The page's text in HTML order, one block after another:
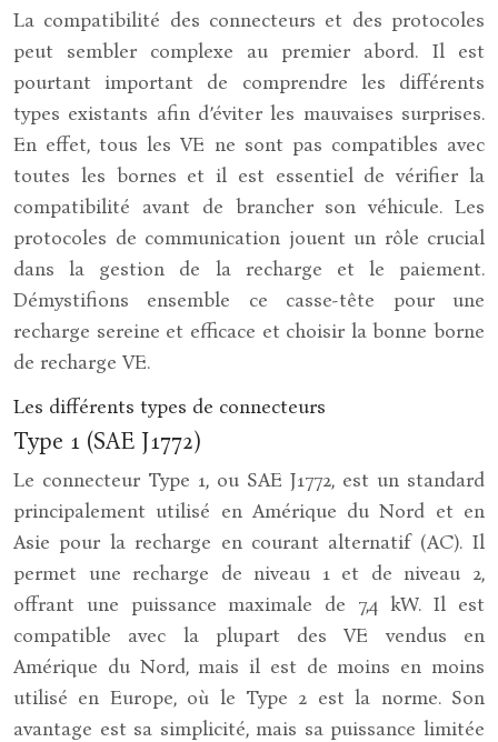
La compatibilité des connecteurs et des protocoles
peut sembler complexe au premier abord. Il est
pourtant important de comprendre les différents
types existants afin d’éviter les mauvaises surprises.
En effet, tous les VE ne sont pas compatibles avec
toutes les bornes et il est essentiel de vérifier la
compatibilité avant de brancher son véhicule. Les
protocoles de communication jouent un rôle crucial
dans la gestion de la recharge et le paiement.
Démystifions ensemble ce casse-tête pour une
recharge sereine et efficace et choisir la bonne borne
de recharge VE.
Les différents types de connecteurs
Type 1 (SAE J1772)
Le connecteur Type 1, ou SAE J1772, est un standard
principalement utilisé en Amérique du Nord et en
Asie pour la recharge en courant alternatif (AC). Il
permet une recharge de niveau 1 et de niveau 2,
offrant une puissance maximale de 7,4 kW. Il est
compatible avec la plupart des VE vendus en
Amérique du Nord, mais il est de moins en moins
utilisé en Europe, où le Type 2 est la norme. Son
avantage est sa simplicité, mais sa puissance limitée